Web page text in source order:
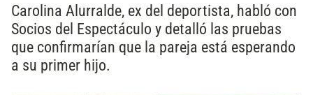
Carolina Alurralde, ex del deportista, habló con
Socios del Espectáculo y detalló las pruebas
que confirmarían que la pareja está esperando
a su primer hijo.